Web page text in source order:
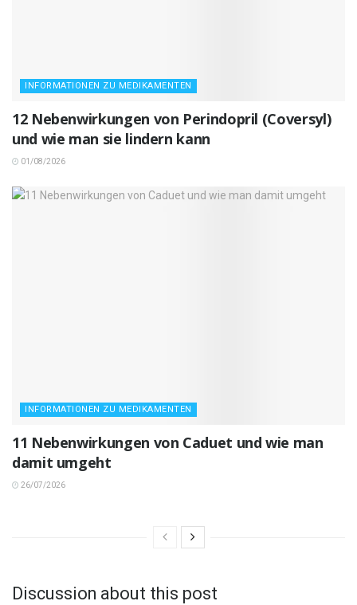
INFORMATIONEN ZU MEDIKAMENTEN
12 Nebenwirkungen von Perindopril (Coversyl)
und wie man sie lindern kann
01/08/2026
INFORMATIONEN ZU MEDIKAMENTEN
11 Nebenwirkungen von Caduet und wie man
damit umgeht
26/07/2026
Discussion about this post